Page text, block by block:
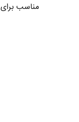
مناسب